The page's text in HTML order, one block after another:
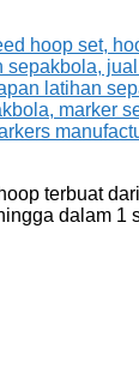
terbuat
dalam